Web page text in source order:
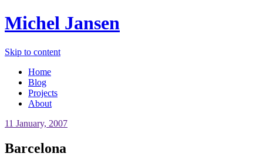
Michel Jansen
Skip to content
Home
Blog
Projects
About
11 January, 2007
Barcelona